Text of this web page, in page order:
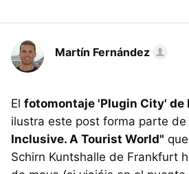
Martín Fernández
El fotomontaje 'Plugin City' de
ilustra este post forma parte de
Inclusive. A Tourist World"
Schirn Kuntshalle de Frankfurt